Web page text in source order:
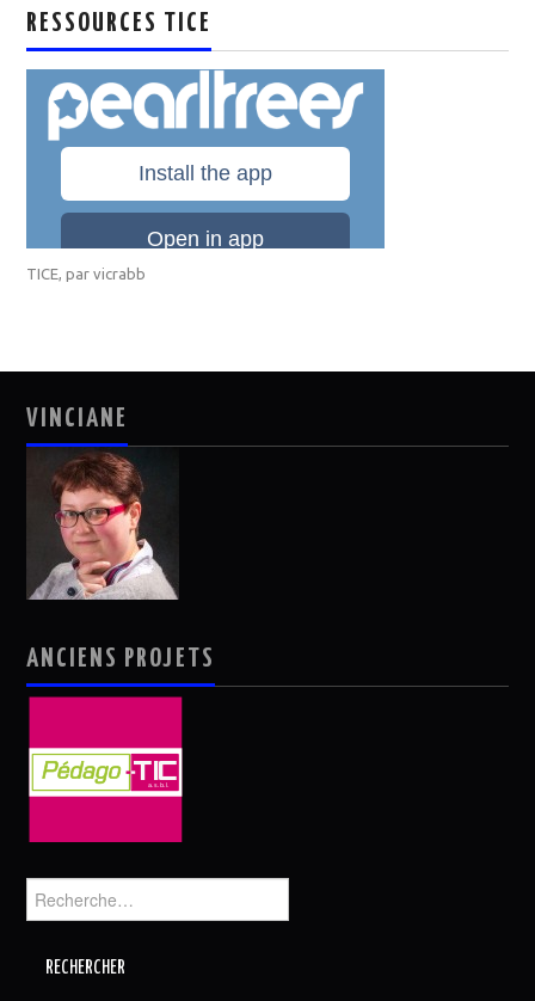
RESSOURCES TICE
TICE, parvicrabb
VINCIANE
ANCIENS PROJETS
Rechercher :